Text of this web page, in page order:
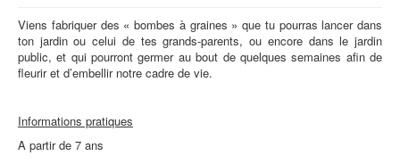
Viens fabriquer des « bombes à graines » que tu pourras lancer dans
ton jardin ou celui de tes grands-parents, ou encore dans le jardin
public, et qui pourront germer au bout de quelques semaines afin de
fleurir et d’embellir notre cadre de vie.
Informations pratiques
A partir de 7 ans